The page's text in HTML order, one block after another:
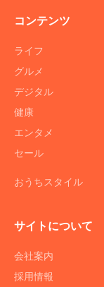
コンテンツ
ライフ
グルメ
デジタル
健康
エンタメ
セール
おうちスタイル
サイトについて
会社案内
採用情報